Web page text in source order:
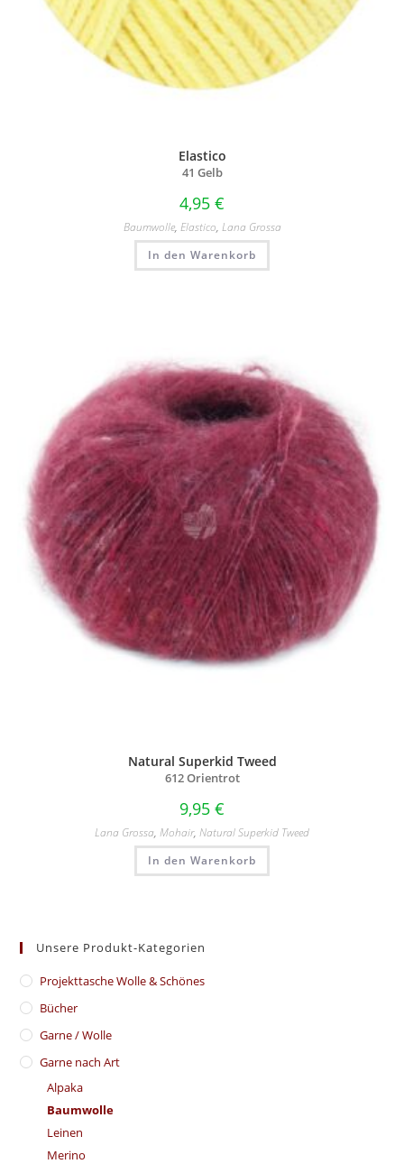
Elastico
41 Gelb
4,95 €
Baumwolle, Elastico, Lana Grossa
In den Warenkorb
Natural Superkid Tweed
612 Orientrot
9,95 €
Lana Grossa, Mohair, Natural Superkid Tweed
In den Warenkorb
Unsere Produkt-Kategorien
​Projekttasche Wolle & Schönes
Bücher
Garne / Wolle
Garne nach Art
Alpaka
Baumwolle
Leinen
Merino